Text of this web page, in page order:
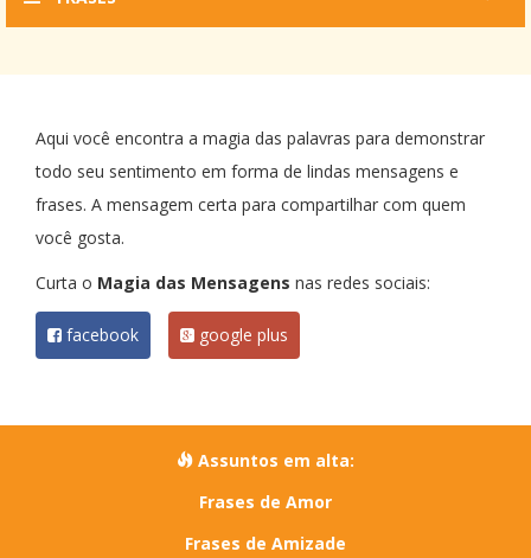
Aqui você encontra a magia das palavras para demonstrar
todo seu sentimento em forma de lindas mensagens e
frases. A mensagem certa para compartilhar com quem
você gosta.
Curta o Magia das Mensagens nas redes sociais:
facebook google plus
Assuntos em alta:
Frases de Amor
Frases de Amizade